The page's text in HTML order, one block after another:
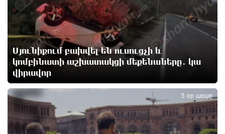
Երևանի Կենտրոնում փոշու պարունակությունը
գրեթե ամբողջ շաբաթ գերազանցել է թույլատրելի
սահմանը
Իրանը պատրաստ է բացել Հորմուզի նեղուցը, եթե
ԱՄՆ-ն ընդունի հանրապետության պայմանները
Երևանում անցկացվել է հաշմանդամություն
Սյունիքում բախվել են ուսուցչի և
կոմբինատի աշխատակցի մեքենաները․ կա
վիրավոր
5 օր առաջ
5